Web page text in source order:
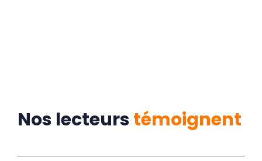
Nos lecteurstémoignent